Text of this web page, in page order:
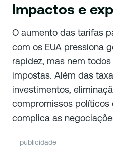
Impactos e
O aumento das tarifas
com os EUA pressiona
rapidez, mas nem
impostas. Além das
investimentos,
compromissos políticos
complica as
publicidade